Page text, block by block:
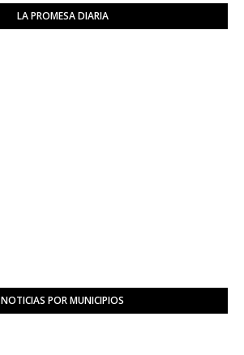
LA PROMESA DIARIA
NOTICIAS POR MUNICIPIOS